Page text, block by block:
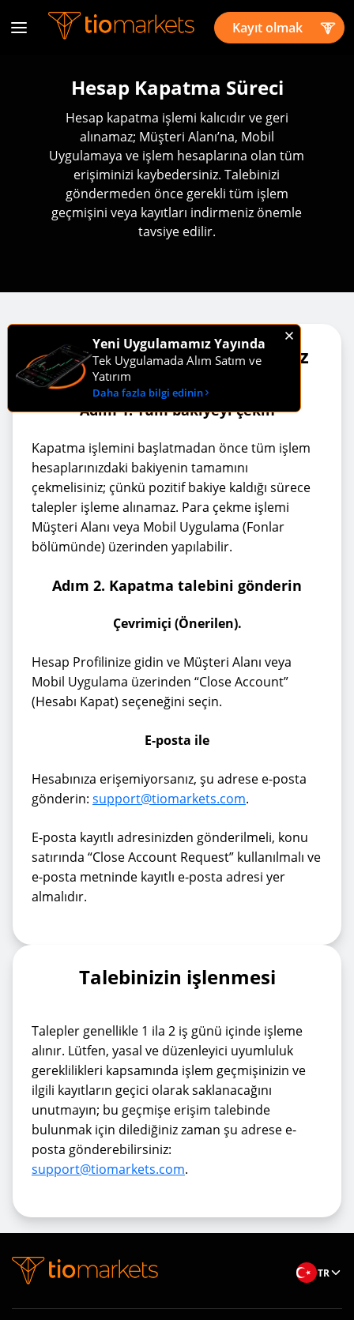
Kayıt olmak
Hesap Kapatma Süreci
Hesap kapatma işlemi kalıcıdır ve geri
alınamaz; Müşteri Alanı’na, Mobil
Uygulamaya ve işlem hesaplarına olan tüm
erişiminizi kaybedersiniz. Talebinizi
göndermeden önce gerekli tüm işlem
geçmişini veya kayıtları indirmeniz önemle
tavsiye edilir.
Hesabınızı nasıl kapatırsınız
Adım 1. Tüm bakiyeyi çekin
Kapatma işlemini başlatmadan önce tüm işlem
hesaplarınızdaki bakiyenin tamamını
çekmelisiniz; çünkü pozitif bakiye kaldığı sürece
talepler işleme alınamaz. Para çekme işlemi
Müşteri Alanı veya Mobil Uygulama (Fonlar
bölümünde) üzerinden yapılabilir.
Adım 2. Kapatma talebini gönderin
Çevrimiçi (Önerilen).
Hesap Profilinize gidin ve Müşteri Alanı veya
Mobil Uygulama üzerinden “Close Account”
(Hesabı Kapat) seçeneğini seçin.
E-posta ile
Hesabınıza erişemiyorsanız, şu adrese e-posta
gönderin: support@tiomarkets.com.
E-posta kayıtlı adresinizden gönderilmeli, konu
satırında “Close Account Request” kullanılmalı ve
e-posta metninde kayıtlı e-posta adresi yer
almalıdır.
Talebinizin işlenmesi
Talepler genellikle 1 ila 2 iş günü içinde işleme
alınır. Lütfen, yasal ve düzenleyici uyumluluk
gereklilikleri kapsamında işlem geçmişinizin ve
ilgili kayıtların geçici olarak saklanacağını
unutmayın; bu geçmişe erişim talebinde
bulunmak için dilediğiniz zaman şu adrese e-
posta gönderebilirsiniz:
support@tiomarkets.com.
Yeni Uygulamamız Yayında
Tek Uygulamada Alım Satım ve
Yatırım
Daha fazla bilgi edinin
TR